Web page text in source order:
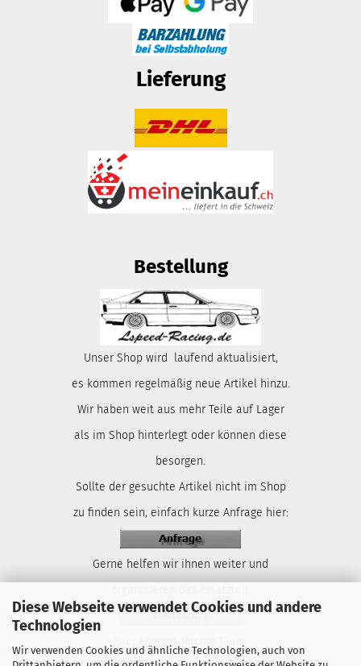
Diese Webseite verwendet Cookies und andere
Technologien
Wir verwenden Cookies und ähnliche Technologien, auch von
Lieferung
Bestellung
Unser Shop wird laufend aktualisiert,
es kommen regelmäßig neue Artikel hinzu.
Wir haben weit aus mehr Teile auf Lager
als im Shop hinterlegt oder können diese
besorgen.
Sollte der gesuchte Artikel nicht im Shop
zu finden sein, einfach kurze Anfrage hier:
Gerne helfen wir ihnen weiter und